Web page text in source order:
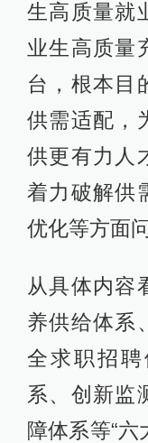
生高质量就
业生高质量
台，根本目
供需适配，
供更有力人
着力破解供
优化等方面问
从具体内容
养供给体系
全求职招
系、创新监
障体系等“六